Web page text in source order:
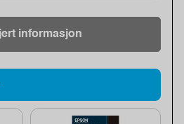
informasjon